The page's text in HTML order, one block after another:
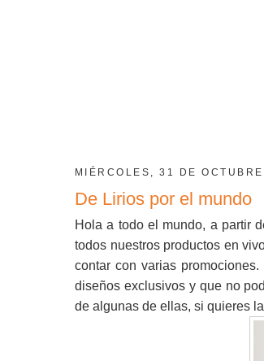
MIÉRCOLES, 31 DE
De Lirios por el mundo
Hola a todo el mundo, a partir
todos nuestros productos en
contar con varias
diseños exclusivos y que no
de algunas de ellas, si quieres